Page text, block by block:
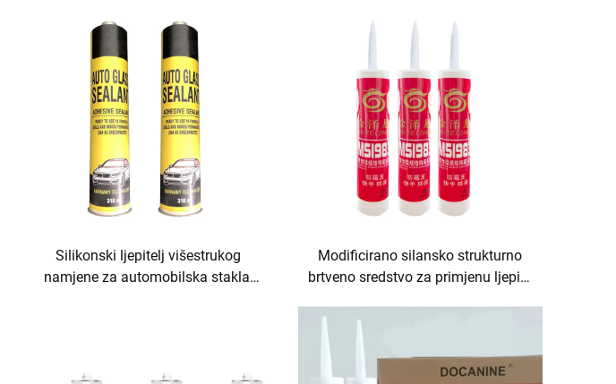
Silikonski ljepitelj višestrukog
namjene za automobilska stakla,
Modificirano silansko strukturno
brtveno sredstvo za primjenu ljepila